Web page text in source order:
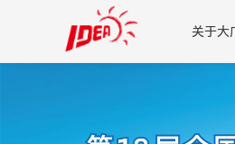
关于大